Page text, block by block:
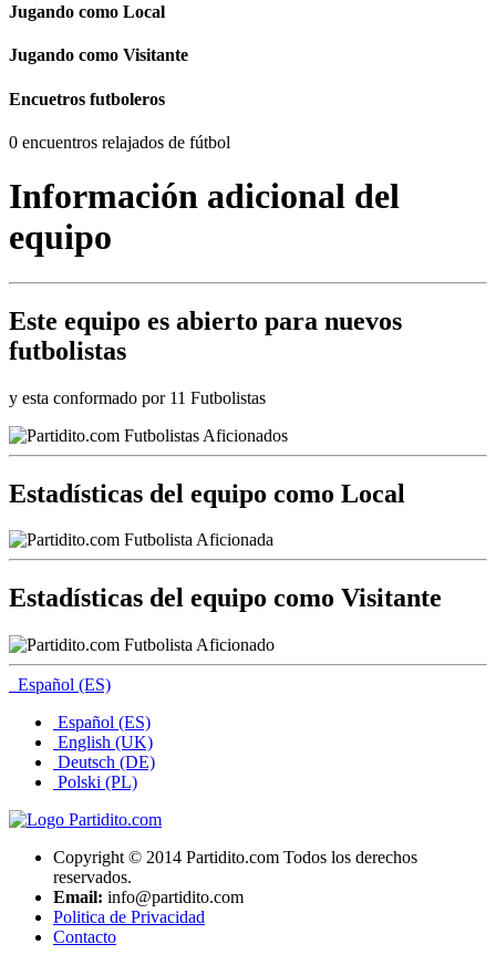
Jugando como Local
Jugando como Visitante
Encuetros futboleros
0 encuentros relajados de fútbol
Información adicional del
equipo
Este equipo es abierto para nuevos
futbolistas
y esta conformado por 11 Futbolistas
Estadísticas del equipo como Local
Estadísticas del equipo como Visitante
Español (ES)
Español (ES)
English (UK)
Deutsch (DE)
Polski (PL)
Copyright © 2014 Partidito.com Todos los derechos
reservados.
Email: info@partidito.com
Politica de Privacidad
Contacto